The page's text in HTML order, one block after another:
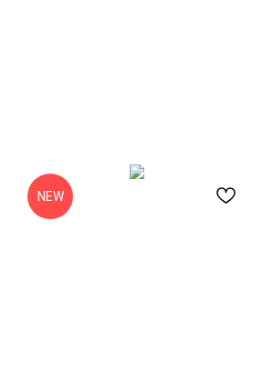
NEW